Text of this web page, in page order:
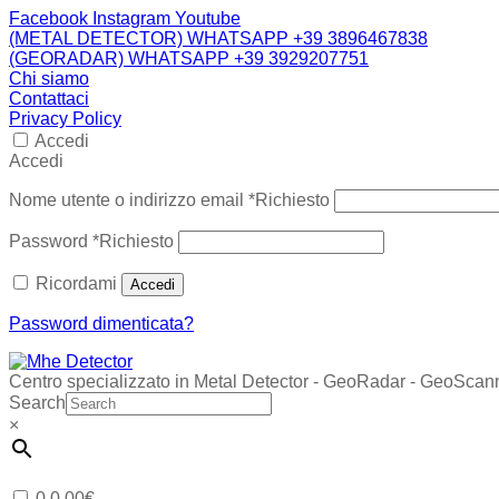
Facebook Instagram Youtube
(METAL DETECTOR) WHATSAPP +39 3896467838
(GEORADAR) WHATSAPP +39 3929207751
Chi siamo
Contattaci
Privacy Policy
Accedi
Accedi
Nome utente o indirizzo email *Richiesto
Password *Richiesto
Ricordami Accedi
Password dimenticata?
Centro specializzato in Metal Detector - GeoRadar -
Search
×